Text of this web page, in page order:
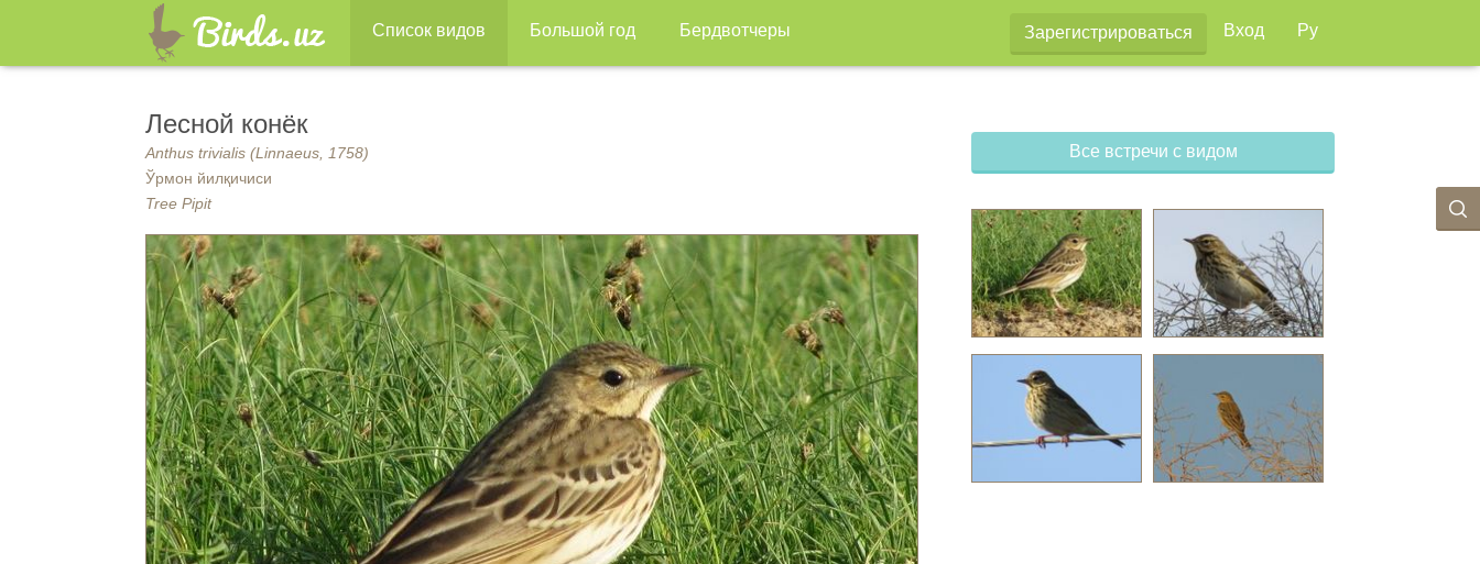
Список видов Большой год Бердвотчеры Зарегистрироваться Вход Ру
Лесной конёк
Anthus trivialis (Linnaeus, 1758)
Ўрмон йилқичиси
Tree Pipit
Все встречи с видом